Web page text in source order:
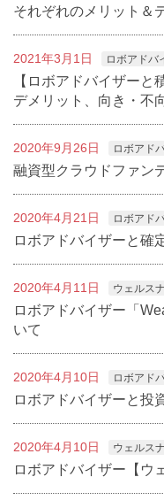
それぞれのメリット＆
2021年3月1日 ロボアドバ
【ロボアドバイザーと
デメリット、向き・不
2020年9月26日 ロボアド
融資型クラウドファン
2020年4月21日 ロボアド
ロボアドバイザーと確
2020年4月11日 ウェルス
ロボアドバイザー「
いて
2020年4月10日 ロボアド
ロボアドバイザーと投
2020年4月10日 ウェルス
ロボアドバイザー【ウ